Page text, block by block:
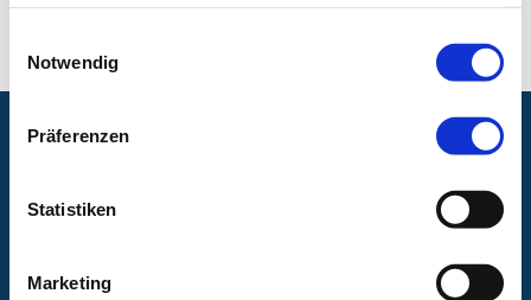
Notwendig
Präferenzen
Statistiken
Marketing
Barrierefreiheit
Impressum